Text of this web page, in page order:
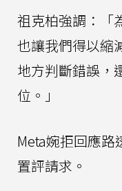
祖克柏強調：「
也讓我們得以縮
地方判斷錯誤，
位。」
Meta婉拒回應
置評請求。